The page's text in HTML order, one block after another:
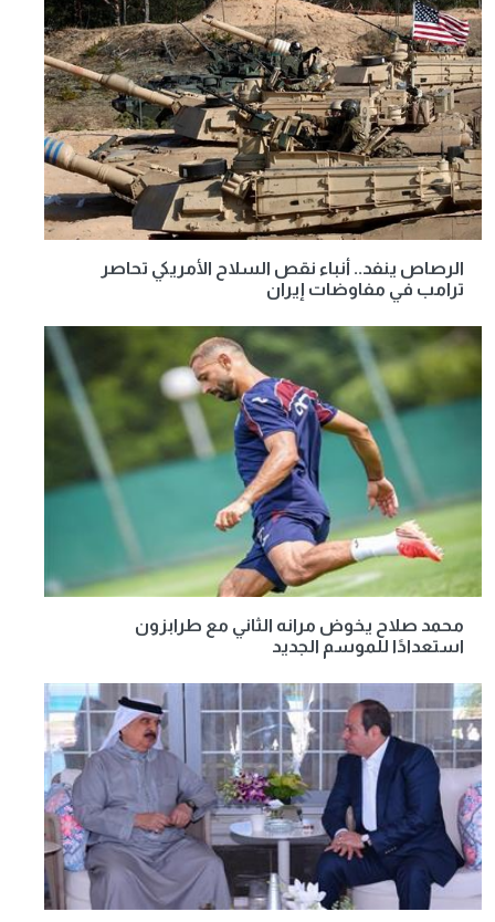
الرصاص ينفد.. أنباء نقص السلاح الأمريكي تحاصر
ترامب في مفاوضات إيران
محمد صلاح يخوض مرانه الثاني مع طرابزون
استعدادًا للموسم الجديد